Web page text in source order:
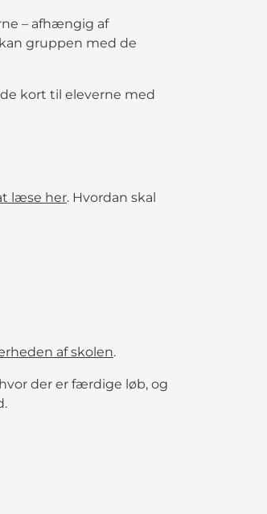
– afhængig af
gruppen med de
kort til eleverne med
læse her. Hvordan skal
af skolen.
der er færdige løb, og